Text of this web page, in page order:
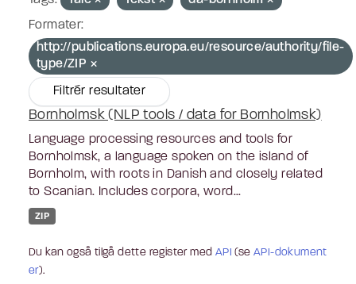
Formater:
http://publications.europa.eu/resource/authority/file-
type/ZIP
Filtrér resultater
Bornholmsk (NLP tools / data for Bornholmsk)
Language processing resources and tools for
Bornholmsk, a language spoken on the island of
Bornholm, with roots in Danish and closely related
to Scanian. Includes corpora, word...
ZIP
Du kan også tilgå dette register med API (seAPI-dokument
er).